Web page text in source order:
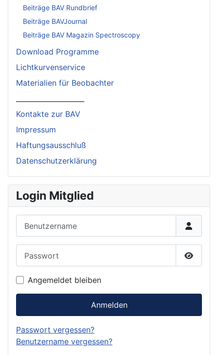
Beiträge BAV Rundbrief
Beiträge BAVJournal
Beiträge BAV Magazin Spectroscopy
Download Programme
Lichtkurvenservice
Materialien für Beobachter
Kontakte zur BAV
Impressum
Haftungsausschluß
Datenschutzerklärung
Login Mitglied
Angemeldet bleiben
Anmelden
Passwort vergessen?
Benutzername vergessen?